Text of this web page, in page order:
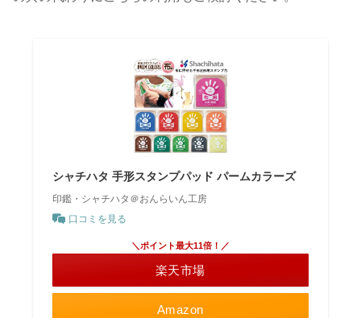
シャチハタ 手形スタンプパッド パームカラーズ
印鑑・シャチハタ＠おんらいん工房
口コミを見る
Amazon
＼ポイント最大11倍！／
楽天市場